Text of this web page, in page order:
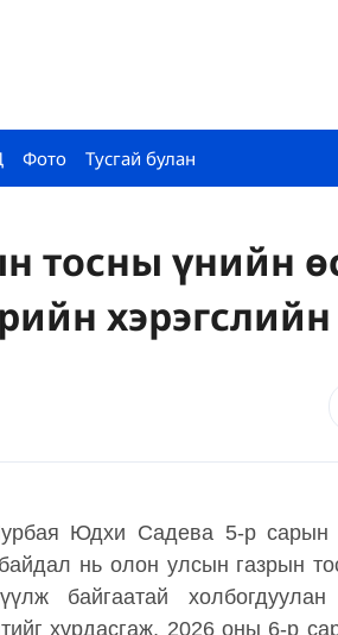
Фото Тусгай булан
тосны үнийн
Юдхи Садева 5-р сарын
нь олон улсын газрын
байгаатай
хурдасгаж, 2026 оны 6-р